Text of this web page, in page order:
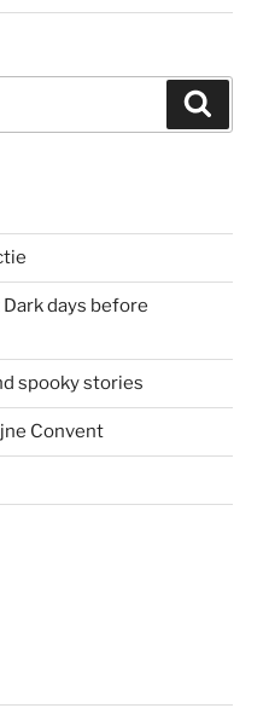
days before
spooky stories
Convent